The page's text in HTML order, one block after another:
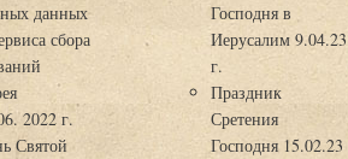
данных
сбора
2022 г.
Святой
Господня в
Иерусалим 9.04.23
г.
Праздник
Сретения
Господня 15.02.23